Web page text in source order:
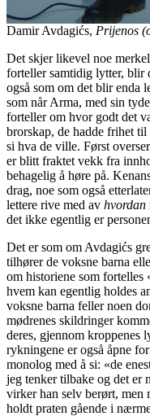
Damir Avdagićs, Prijenos
Det skjer likevel noe
forteller samtidig lytter, blir
også som om det blir enda
som når Arma, med sin
forteller om hvor godt det
brorskap, de hadde frihet
si hva de ville. Først
er blitt fraktet vekk fra
behagelig å høre på.
drag, noe som også
lettere rive med av hvordan
det ikke egentlig er
Det er som om Avdagićs
tilhører de voksne barna
om historiene som fortelles
hvem kan egentlig holdes
voksne barna feller noen
mødrenes skildringer
deres, gjennom kroppenes
rykningene er også åpne
monolog med å si: «de
jeg tenker tilbake og det er
virker han selv berørt, men
holdt praten gående i